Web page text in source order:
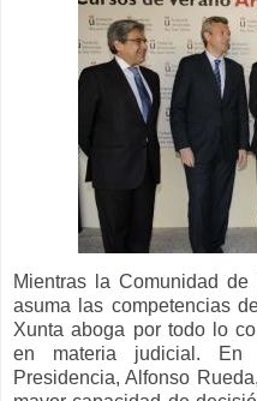
Mientras la Comunidad
asuma las competencias
Xunta aboga por todo lo
en materia judicial. En
Presidencia, Alfonso